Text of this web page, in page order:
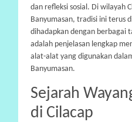
P
R
A
N
L
A
dan refleksi sosial. Di wilayah
Banyumasan, tradisi ini terus
dihadapkan dengan berbagai
adalah penjelasan lengkap
alat-alat yang digunakan
Banyumasan.
Sejarah
di Cilacap